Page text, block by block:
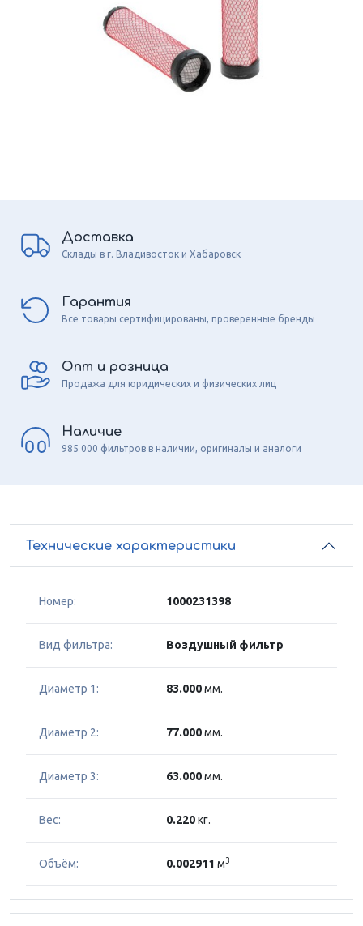
Доставка
Склады в г. Владивосток и Хабаровск
Гарантия
Все товары сертифицированы, проверенные бренды
Опт и розница
Продажа для юридических и физических лиц
Наличие
985 000 фильтров в наличии, оригиналы и аналоги
Технические характеристики
Номер: 1000231398
Вид фильтра: Воздушный фильтр
Диаметр 1: 83.000мм.
Диаметр 2: 77.000мм.
Диаметр 3: 63.000мм.
Вес: 0.220кг.
Объём: 0.002911 м3